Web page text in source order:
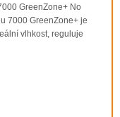
GreenZone+ No
7000 GreenZone+ je
vlhkost, reguluje